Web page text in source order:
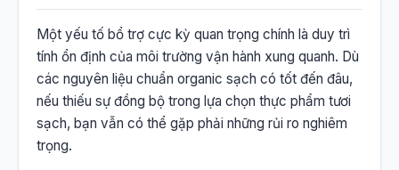
Một yếu tố bổ trợ cực kỳ quan trọng chính là duy trì
tính ổn định của môi trường vận hành xung quanh. Dù
các nguyên liệu chuẩn organic sạch có tốt đến đâu,
nếu thiếu sự đồng bộ trong lựa chọn thực phẩm tươi
sạch, bạn vẫn có thể gặp phải những rủi ro nghiêm
trọng.